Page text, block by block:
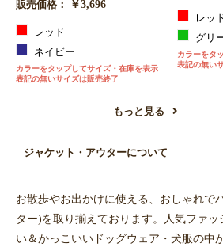
販売価格： ￥3,696
レッド
ネイビー
カラーをタップしてサイズ・在庫を表示
表記の無いサイズは販売終了
もっと見る
レッ
グリ
カラーをタ
表記の無い
ジャケット・アウターについて
お散歩やお出かけに使える、おしゃれで
ター)を取り揃えております。人気ファ
い＆かっこいいドッグウェア・犬服の中